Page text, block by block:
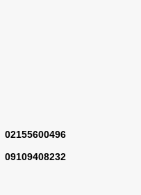
02155600496
09109408232